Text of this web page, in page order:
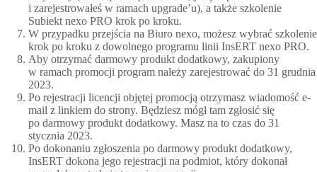
i zarejestrowałeś w ramach upgrade’u), a także szkolenie
Subiekt nexo PRO krok po kroku.
W przypadku przejścia na Biuro nexo, możesz wybrać szkolenie
krok po kroku z dowolnego programu linii InsERT nexo PRO.
Aby otrzymać darmowy produkt dodatkowy, zakupiony
w ramach promocji program należy zarejestrować do 31 grudnia
2023.
Po rejestracji licencji objętej promocją otrzymasz wiadomość e-
mail z linkiem do strony. Będziesz mógł tam zgłosić się
po darmowy produkt dodatkowy. Masz na to czas do 31
stycznia 2023.
Po dokonaniu zgłoszenia po darmowy produkt dodatkowy,
InsERT dokona jego rejestracji na podmiot, który dokonał